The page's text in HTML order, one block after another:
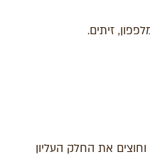
זיתים.
וחוצים את החלק העליון